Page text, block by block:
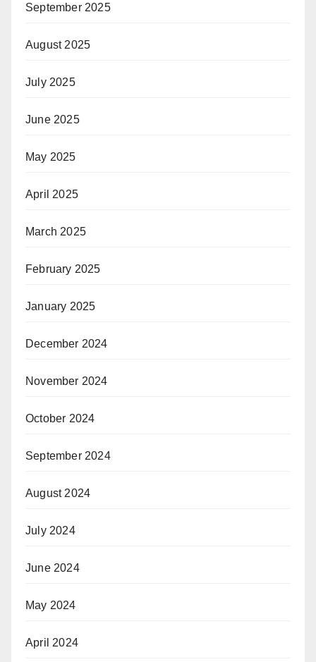
September 2025
August 2025
July 2025
June 2025
May 2025
April 2025
March 2025
February 2025
January 2025
December 2024
November 2024
October 2024
September 2024
August 2024
July 2024
June 2024
May 2024
April 2024